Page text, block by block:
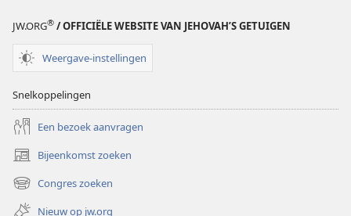
JW.ORG® / OFFICIËLE WEBSITE VAN JEHOVAH’S GETUIGEN
Weergave-instellingen
Snelkoppelingen
Een bezoek aanvragen
Bijeenkomst zoeken
(opent
nieuw
venster)
Congres zoeken
(opent
nieuw Nieuw op jw.org